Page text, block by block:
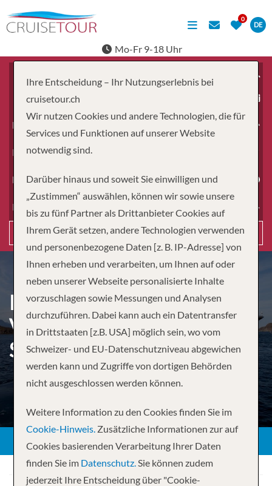
DE
Mo-Fr 9-18 Uhr
Erwachsene
Kinder
Dauer
Reiseart
Suchen
PACIFIC COAST CRUISE:
VANCOUVER, SEATTLE &
SAN FRANCISCO
Ihre Entscheidung – Ihr Nutzungserlebnis bei
cruisetour.ch
Wir nutzen Cookies und andere Technologien, die für
Services und Funktionen auf unserer Website
notwendig sind.
Darüber hinaus und soweit Sie einwilligen und
„Zustimmen“ auswählen, können wir sowie unsere
bis zu fünf Partner als Drittanbieter Cookies auf
Ihrem Gerät setzen, andere Technologien verwenden
und personenbezogene Daten [z. B. IP-Adresse] von
Ihnen erheben und verarbeiten, um Ihnen auf oder
neben unserer Webseite personalisierte Inhalte
vorzuschlagen sowie Messungen und Analysen
durchzuführen. Dabei kann auch ein Datentransfer
in Drittstaaten [z.B. USA] möglich sein, wo vom
Schweizer- und EU-Datenschutzniveau abgewichen
werden kann und Zugriffe von dortigen Behörden
nicht ausgeschlossen werden können.
Weitere Information zu den Cookies finden Sie im
Cookie-Hinweis. Zusätzliche Informationen zur auf
Cookies basierenden Verarbeitung Ihrer Daten
finden Sie im Datenschutz.Sie können zudem
jederzeit Ihre Entscheidung über "Cookie-